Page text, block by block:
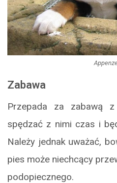
Zabawa
Przepada za zabawą
spędzać z nimi czas i
Należy jednak uważać,
pies może niechcący
podopiecznego.